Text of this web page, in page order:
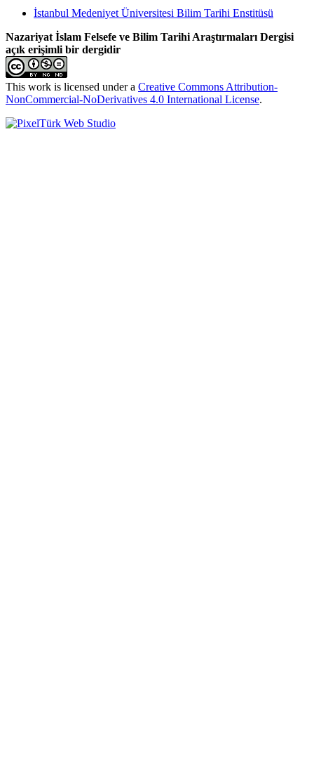
İstanbul Medeniyet Üniversitesi Bilim Tarihi Enstitüsü
Nazariyat İslam Felsefe ve Bilim Tarihi Araştırmaları Dergisi
açık erişimli bir dergidir
This work is licensed under a Creative Commons Attribution-
NonCommercial-NoDerivatives 4.0 International License.